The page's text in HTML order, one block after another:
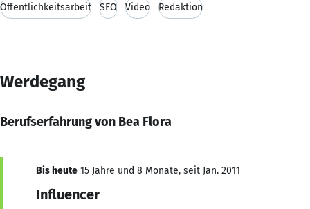
Öffentlichkeitsarbeit SEO Video Redaktion
Werdegang
Berufserfahrung von Bea Flora
Bis heute 15 Jahre und 8 Monate, seit Jan. 2011
Influencer